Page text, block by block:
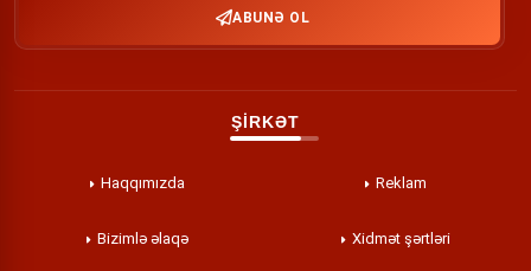
ABUNƏ OL
ŞİRKƏT
Haqqımızda Reklam
Bizimlə əlaqə Xidmət şərtləri